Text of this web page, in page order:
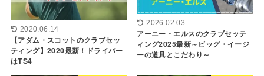
2020.06.14
【アダム・スコットのクラブセッ
ティング】2020最新！ドライバー
はTS4
2026.02.03
アーニー・エルスのクラブセッテ
ィング2025最新～ビッグ・イージ
ーの道具とこだわり～